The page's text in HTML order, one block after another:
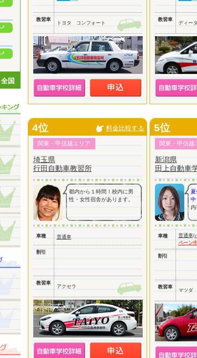
全国
教習車
トヨタ コンフォート
教習車
ディー
4位 料金比較する
関東・甲信越エリア
埼玉県
行田自動車教習所
都内から１時間！校内に男
性・女性宿舎があります。
車種 普通車
割引
教習車
アクセラ
5位
関東・甲信越
新潟県
田上自動車
夏
中
内
車種 普通車/
ペーン中
割引
教習車
マツダ